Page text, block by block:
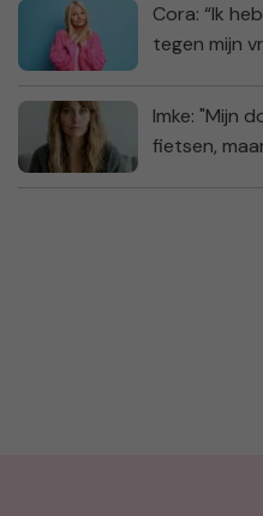
Cora: “Ik
tegen mijn
Imke: "Mijn
fietsen,